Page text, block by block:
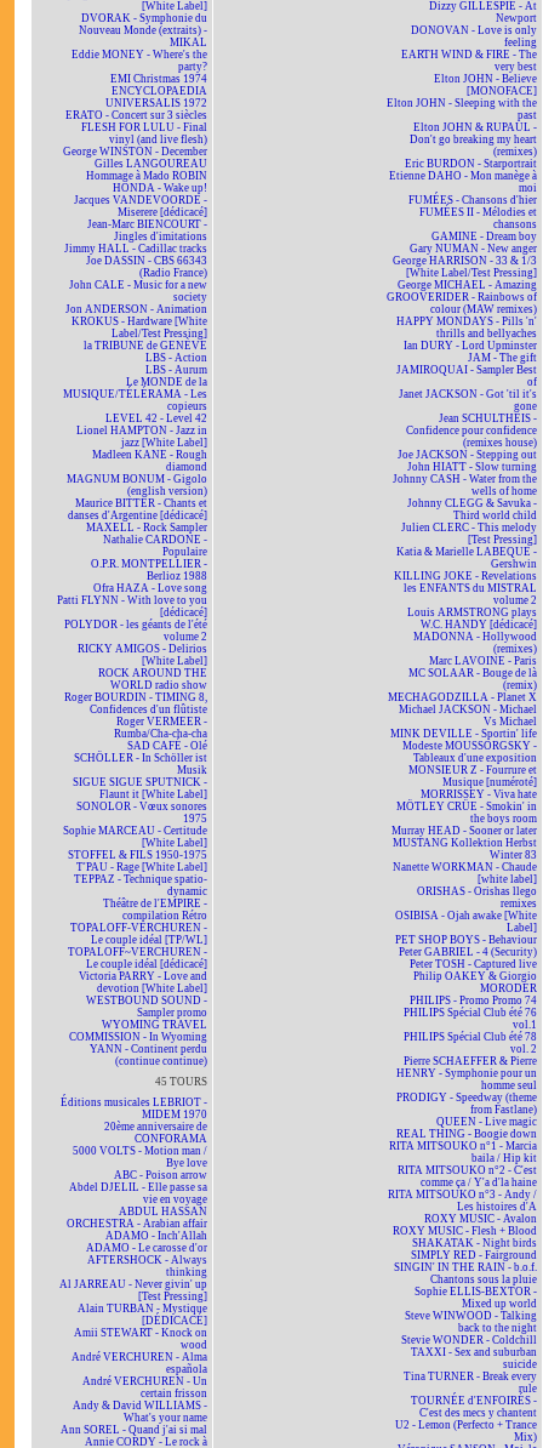
[White Label]
DVORAK - Symphonie du
Nouveau Monde (extraits) -
MIKAL
Eddie MONEY - Where's the
party?
EMI Christmas 1974
ENCYCLOPAEDIA
UNIVERSALIS 1972
ERATO - Concert sur 3 siècles
FLESH FOR LULU - Final
vinyl (and live flesh)
George WINSTON - December
Gilles LANGOUREAU
Hommage à Mado ROBIN
HONDA - Wake up!
Jacques VANDEVOORDE -
Miserere [dédicacé]
Jean-Marc BIENCOURT -
Jingles d'imitations
Jimmy HALL - Cadillac tracks
Joe DASSIN - CBS 66343
(Radio France)
John CALE - Music for a new
society
Jon ANDERSON - Animation
KROKUS - Hardware [White
Label/Test Pressing]
la TRIBUNE de GENÈVE
LBS - Action
LBS - Aurum
Le MONDE de la
MUSIQUE/TÉLÉRAMA - Les
copieurs
LEVEL 42 - Level 42
Lionel HAMPTON - Jazz in
jazz [White Label]
Madleen KANE - Rough
diamond
MAGNUM BONUM - Gigolo
(english version)
Maurice BITTER - Chants et
danses d'Argentine [dédicacé]
MAXELL - Rock Sampler
Nathalie CARDONE -
Populaire
O.P.R. MONTPELLIER -
Berlioz 1988
Ofra HAZA - Love song
Patti FLYNN - With love to you
[dédicacé]
POLYDOR - les géants de l'été
volume 2
RICKY AMIGOS - Delirios
[White Label]
ROCK AROUND THE
WORLD radio show
Roger BOURDIN - TIMING 8,
Confidences d'un flûtiste
Roger VERMEER -
Rumba/Cha-cha-cha
SAD CAFÉ - Olé
SCHÖLLER - In Schöller ist
Musik
SIGUE SIGUE SPUTNICK -
Flaunt it [White Label]
SONOLOR - Vœux sonores
1975
Sophie MARCEAU - Certitude
[White Label]
STOFFEL & FILS 1950-1975
T'PAU - Rage [White Label]
TEPPAZ - Technique spatio-
dynamic
Théâtre de l'EMPIRE -
compilation Rétro
TOPALOFF-VERCHUREN -
Le couple idéal [TP/WL]
TOPALOFF~VERCHUREN -
Le couple idéal [dédicacé]
Victoria PARRY - Love and
devotion [White Label]
WESTBOUND SOUND -
Sampler promo
WYOMING TRAVEL
COMMISSION - In Wyoming
YANN - Continent perdu
(continue continue)
45 TOURS
Éditions musicales LEBRIOT -
MIDEM 1970
20ème anniversaire de
CONFORAMA
5000 VOLTS - Motion man /
Bye love
ABC - Poison arrow
Abdel DJELIL - Elle passe sa
vie en voyage
ABDUL HASSAN
ORCHESTRA - Arabian affair
ADAMO - Inch'Allah
ADAMO - Le carosse d'or
AFTERSHOCK - Always
thinking
Al JARREAU - Never givin' up
[Test Pressing]
Alain TURBAN - Mystique
[DÉDICACÉ]
Amii STEWART - Knock on
wood
André VERCHUREN - Alma
española
André VERCHUREN - Un
certain frisson
Andy & David WILLIAMS -
What's your name
Ann SOREL - Quand j'ai si mal
Annie CORDY - Le rock à
Dizzy GILLESPIE - At
Newport
DONOVAN - Love is only
feeling
EARTH WIND & FIRE - The
very best
Elton JOHN - Believe
[MONOFACE]
Elton JOHN - Sleeping with the
past
Elton JOHN & RUPAUL -
Don't go breaking my heart
(remixes)
Eric BURDON - Starportrait
Etienne DAHO - Mon manège à
moi
FUMÉES - Chansons d'hier
FUMÉES II - Mélodies et
chansons
GAMINE - Dream boy
Gary NUMAN - New anger
George HARRISON - 33 & 1/3
[White Label/Test Pressing]
George MICHAEL - Amazing
GROOVERIDER - Rainbows of
colour (MAW remixes)
HAPPY MONDAYS - Pills 'n'
thrills and bellyaches
Ian DURY - Lord Upminster
JAM - The gift
JAMIROQUAI - Sampler Best
of
Janet JACKSON - Got 'til it's
gone
Jean SCHULTHEIS -
Confidence pour confidence
(remixes house)
Joe JACKSON - Stepping out
John HIATT - Slow turning
Johnny CASH - Water from the
wells of home
Johnny CLEGG & Savuka -
Third world child
Julien CLERC - This melody
[Test Pressing]
Katia & Marielle LABEQUE -
Gershwin
KILLING JOKE - Revelations
les ENFANTS du MISTRAL
volume 2
Louis ARMSTRONG plays
W.C. HANDY [dédicacé]
MADONNA - Hollywood
(remixes)
Marc LAVOINE - Paris
MC SOLAAR - Bouge de là
(remix)
MECHAGODZILLA - Planet X
Michael JACKSON - Michael
Vs Michael
MINK DEVILLE - Sportin' life
Modeste MOUSSORGSKY -
Tableaux d'une exposition
MONSIEUR Z - Fourrure et
Musique [numéroté]
MORRISSEY - Viva hate
MÖTLEY CRÜE - Smokin' in
the boys room
Murray HEAD - Sooner or later
MUSTANG Kollektion Herbst
Winter 83
Nanette WORKMAN - Chaude
[white label]
ORISHAS - Orishas llego
remixes
OSIBISA - Ojah awake [White
Label]
PET SHOP BOYS - Behaviour
Peter GABRIEL - 4 (Security)
Peter TOSH - Captured live
Philip OAKEY & Giorgio
MORODER
PHILIPS - Promo Promo 74
PHILIPS Spécial Club été 76
vol.1
PHILIPS Spécial Club été 78
vol. 2
Pierre SCHAEFFER & Pierre
HENRY - Symphonie pour un
homme seul
PRODIGY - Speedway (theme
from Fastlane)
QUEEN - Live magic
REAL THING - Boogie down
RITA MITSOUKO n°1 - Marcia
baila / Hip kit
RITA MITSOUKO n°2 - C'est
comme ça / Y'a d'la haine
RITA MITSOUKO n°3 - Andy /
Les histoires d'A
ROXY MUSIC - Avalon
ROXY MUSIC - Flesh + Blood
SHAKATAK - Night birds
SIMPLY RED - Fairground
SINGIN' IN THE RAIN - b.o.f.
Chantons sous la pluie
Sophie ELLIS-BEXTOR -
Mixed up world
Steve WINWOOD - Talking
back to the night
Stevie WONDER - Coldchill
TAXXI - Sex and suburban
suicide
Tina TURNER - Break every
rule
TOURNÉE d'ENFOIRÉS -
C'est des mecs y chantent
U2 - Lemon (Perfecto + Trance
Mix)